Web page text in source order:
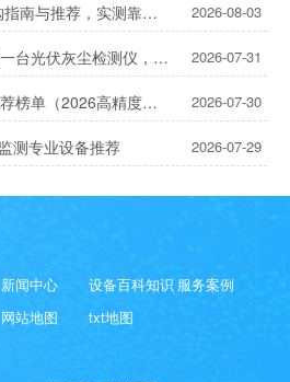
2026太阳辐射监测仪选购指南与推荐，实测靠谱！ 2026-08-03
灰尘遮板少发15%电？装一台光伏灰尘检测仪，提升发电效率，清洗成本省20% 2026-07-31
超声波气象站十大品牌推荐榜单（2026高精度气象监测TOP10） 2026-07-30
测专业设备推荐 2026-07-29
新闻中心 设备百科知识 服务案例
网站地图 txt地图